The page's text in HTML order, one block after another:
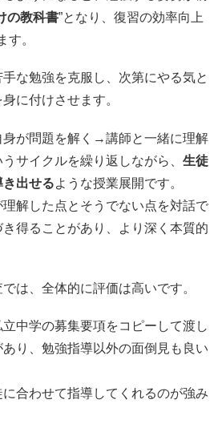
の教科書”となり、復習の効率向上
す。
な勉強を克服し、次第にやる気と
身に付けさせます。
身が問題を解く→講師と一緒に理解
サイクルを繰り返しながら、 生徒
出せるような授業展開です。
解した点とそうでない点を対話で
得ることがあり、より深く本質的
は、全体的に評価は高いです。
中学の募集要項をコピーして渡し
り、勉強指導以外の面倒見も良い
合わせて指導してくれるのが強み